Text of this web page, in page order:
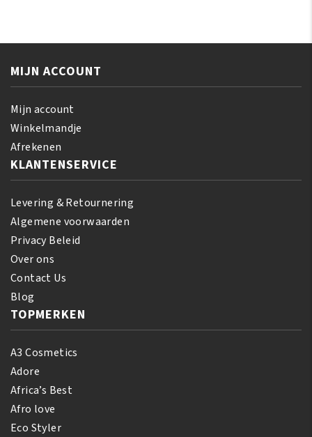
170
gr
aantal
Bouncy
425
MIJN ACCOUNT
Mijn account
Winkelmandje
Afrekenen
KLANTENSERVICE
Levering & Retournering
Algemene voorwaarden
Privacy Beleid
Over ons
Contact Us
Blog
TOPMERKEN
A3 Cosmetics
Adore
Africa’s Best
Afro love
Eco Styler